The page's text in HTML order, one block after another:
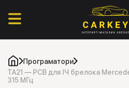
Програматори
TA21 — PCB для ІЧ брелока
315 МГц